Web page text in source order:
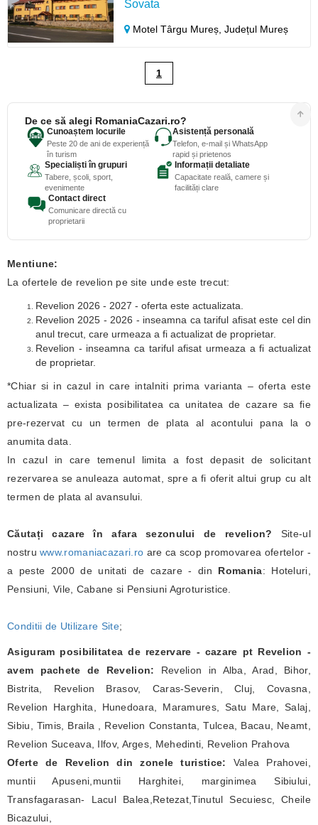
Sovata
Motel Târgu Mureș,Județul Mureș
1
De ce să alegi RomaniaCazari.ro?
Cunoaștem locurile
Peste 20 de ani de experiență
în turism
Asistență personală
Telefon, e-mail și WhatsApp
rapid și prietenos
Specialiști în grupuri
Tabere, școli, sport,
evenimente
Informații detaliate
Capacitate reală, camere și
facilități clare
Contact direct
Comunicare directă cu
proprietarii
Mentiune:
La ofertele de revelion pe site unde este trecut:
Revelion 2026 - 2027 - oferta este actualizata.
Revelion 2025 - 2026 - inseamna ca tariful afisat este cel din
anul trecut, care urmeaza a fi actualizat de proprietar.
Revelion - inseamna ca tariful afisat urmeaza a fi actualizat
de proprietar.
*Chiar si in cazul in care intalniti prima varianta – oferta este
actualizata – exista posibilitatea ca unitatea de cazare sa fie
pre-rezervat cu un termen de plata al acontului pana la o
anumita data.
In cazul in care temenul limita a fost depasit de solicitant
rezervarea se anuleaza automat, spre a fi oferit altui grup cu alt
termen de plata al avansului.
Căutați cazare în afara sezonului de revelion? Site-ul
nostruwww.romaniacazari.ro are ca scop promovarea ofertelor -
a peste 2000 de unitati de cazare - din Romania: Hoteluri,
Pensiuni, Vile, Cabane si Pensiuni Agroturistice.
Conditii de Utilizare Site;
Asiguram posibilitatea de rezervare - cazare pt Revelion -
avem pachete de Revelion: Revelion in Alba, Arad, Bihor,
Bistrita, Revelion Brasov, Caras-Severin, Cluj, Covasna,
Revelion Harghita, Hunedoara, Maramures, Satu Mare, Salaj,
Sibiu, Timis, Braila , Revelion Constanta, Tulcea, Bacau, Neamt,
Revelion Suceava, Ilfov, Arges, Mehedinti, Revelion Prahova
Oferte de Revelion din zonele turistice: Valea Prahovei,
muntii Apuseni,muntii Harghitei, marginimea Sibiului,
Transfagarasan- Lacul Balea,Retezat,Tinutul Secuiesc, Cheile
Bicazului,